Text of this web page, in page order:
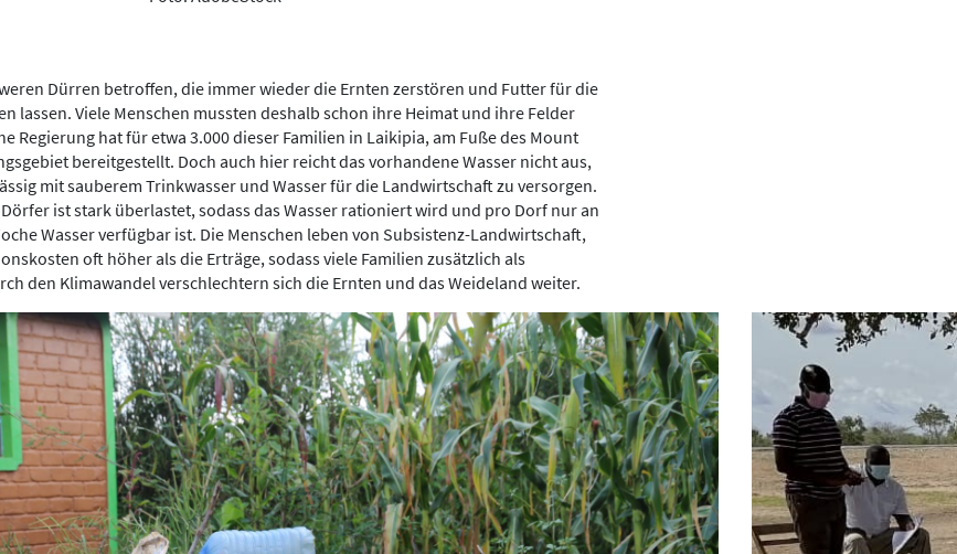
Dürren betroffen, die immer wieder die Ernten zerstören und Futter für die
lassen. Viele Menschen mussten deshalb schon ihre Heimat und ihre Felder
Regierung hat für etwa 3.000 dieser Familien in Laikipia, am Fuße des Mount
bereitgestellt. Doch auch hier reicht das vorhandene Wasser nicht aus,
mit sauberem Trinkwasser und Wasser für die Landwirtschaft zu versorgen.
ist stark überlastet, sodass das Wasser rationiert wird und pro Dorf nur an
Wasser verfügbar ist. Die Menschen leben von Subsistenz-Landwirtschaft,
oft höher als die Erträge, sodass viele Familien zusätzlich als
den Klimawandel verschlechtern sich die Ernten und das Weideland weiter.